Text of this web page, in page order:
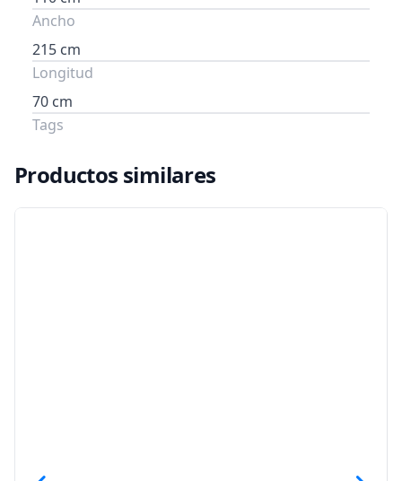
Ancho
215 cm
Longitud
70 cm
Tags
Productos similares